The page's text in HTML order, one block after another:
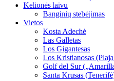
Kelionės laivu
Banginių stebėjimas
Vietos
Kosta Adechė
Las Galletas
Los Gigantesas
Los Kristianosas
Golf del Sur
Santa Krusas